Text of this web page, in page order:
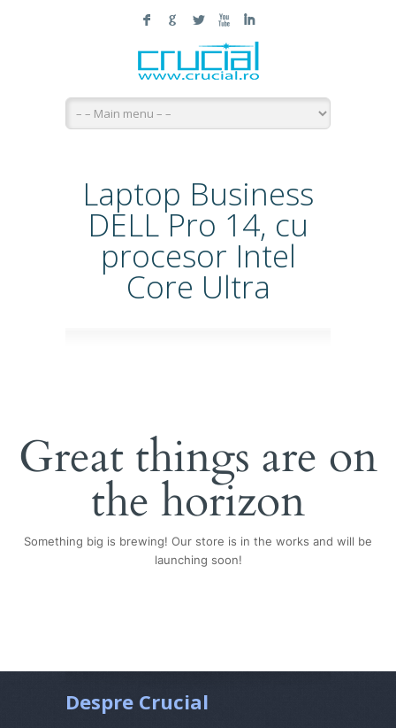
F G L X I
Laptop Business
DELL Pro 14, cu
procesor Intel
Core Ultra
Great things are on
the horizon
Something big is brewing! Our store is in the works and will be
launching soon!
Despre Crucial